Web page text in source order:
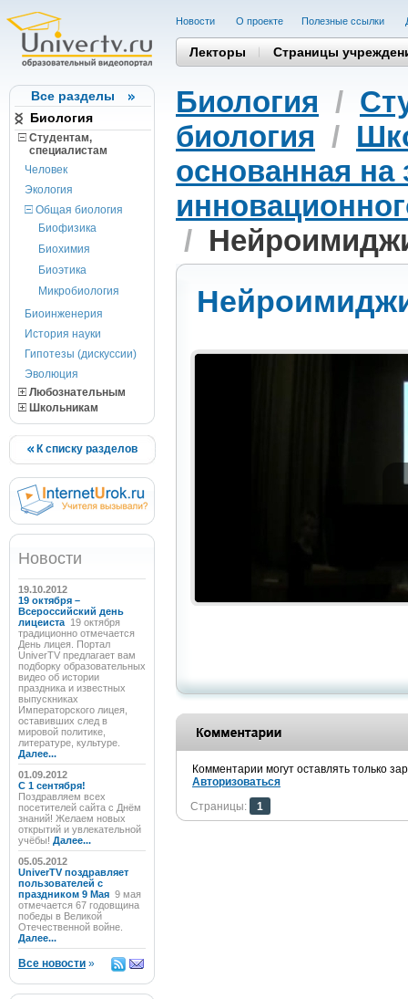
Все разделы
Биология
Студентам,
cпециалистам
Человек
Экология
Общая биология
Биофизика
Биохимия
Биоэтика
Микробиология
Биоинженерия
История науки
Гипотезы (дискуссии)
Эволюция
Любознательным
Школьникам
К списку разделов
Новости
19.10.2012
19 октября –
Всероссийский день
лицеиста 19 октября
традиционно отмечается
День лицея. Портал
UniverTV предлагает вам
подборку образовательных
видео об истории
праздника и известных
выпускниках
Императорского лицея,
оставивших след в
мировой политике,
литературе, культуре.
Далее...
01.09.2012
C 1 сентября!
Поздравляем всех
посетителей сайта с Днём
знаний! Желаем новых
открытий и увлекательной
учёбы! Далее...
05.05.2012
UniverTV поздравляет
пользователей с
праздником 9 Мая 9 мая
отмечается 67 годовщина
победы в Великой
Отечественной войне.
Далее...
Все новости »
Новости О проекте Полезные cсылки
Лекторы Страницы
Биология /
биология /
основанная на
/
Комментарии могут оставлять только
Авторизоваться
Страницы:
1